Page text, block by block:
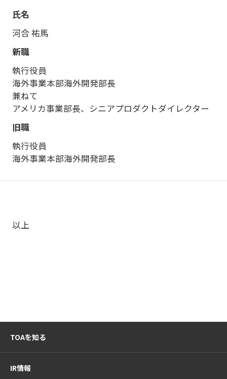
河合 祐馬
執行役員
海外事業本部海外開発部長
兼ねて
アメリカ事業部長、シニアプロダクトダイレクター
執行役員
海外事業本部海外開発部長
以上
TOAを知る
IR情報